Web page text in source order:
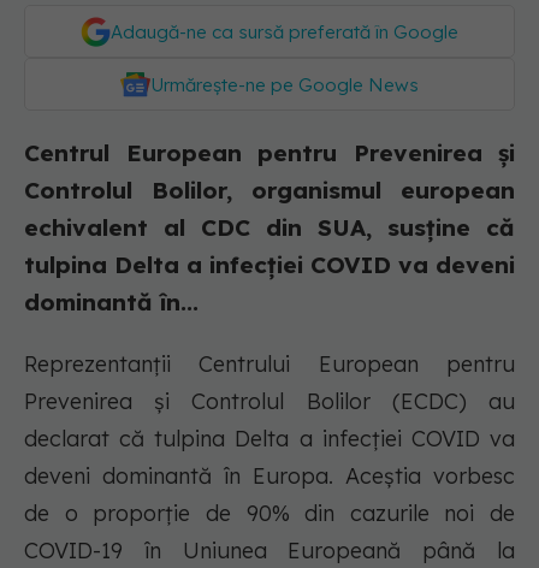
Adaugă-ne ca sursă preferată în Google
Urmărește-ne pe Google News
Centrul European pentru Prevenirea și
Controlul Bolilor, organismul european
echivalent al CDC din SUA, susține că
tulpina Delta a infecției COVID va deveni
dominantă în...
Reprezentanții Centrului European pentru
Prevenirea şi Controlul Bolilor (ECDC) au
declarat că tulpina Delta a infecției COVID va
deveni dominantă în Europa. Aceștia vorbesc
de o proporție de 90% din cazurile noi de
COVID-19 în Uniunea Europeană până la